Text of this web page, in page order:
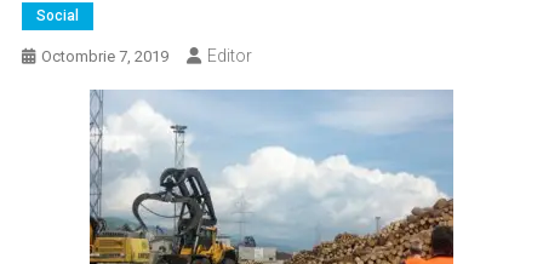
Social
Octombrie 7, 2019 Editor